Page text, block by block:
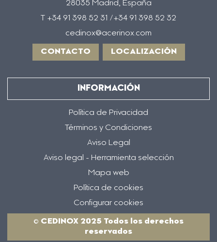
28035 Madrid, España
T +34 91 398 52 31 /+34 91 398 52 32
cedinox@acerinox.com
CONTACTO LOCALIZACIÓN
INFORMACIÓN
Política de Privacidad
Términos y Condiciones
Aviso Legal
Aviso legal - Herramienta selección
Mapa web
Política de cookies
Configurar cookies
© CEDINOX 2025 Todos los derechos
reservados